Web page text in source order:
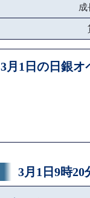
3月1日の日銀オ
3月1日9時